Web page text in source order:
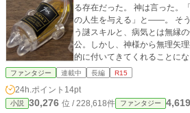
る存在だった。 神は言った。
の人生を与える」と――。 そ
う謎スキルと、病気とは無縁
公。しかし、神様から無理矢
的に付いてきてくれることに
格から見た目のタイプまで正
い」 「主様、僕もお酒が欲し
たのは、タバコとお酒。 与え
ファンタジー 連載中 長編 R15
24h.ポイント 14pt
小説 30,276 位 / 228,618件 ファンタジー 4,619